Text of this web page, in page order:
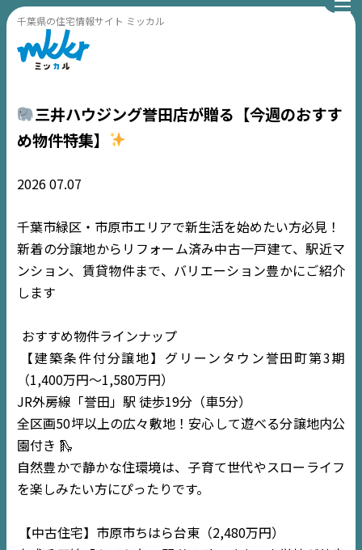
千葉県の住宅情報サイト ミッカル
三井ハウジング誉田店が贈る【今週のおすす
め物件特集】
202607.07
千葉市緑区・市原市エリアで新生活を始めたい方必見！
新着の分譲地からリフォーム済み中古一戸建て、駅近マ
ンション、賃貸物件まで、バリエーション豊かにご紹介
します
おすすめ物件ラインナップ
【建築条件付分譲地】グリーンタウン誉田町第3期
（1,400万円〜1,580万円）
JR外房線「誉田」駅 徒歩19分（車5分）
全区画50坪以上の広々敷地！安心して遊べる分譲地内公
園付き 🛝
自然豊かで静かな住環境は、子育て世代やスローライフ
を楽しみたい方にぴったりです。
【中古住宅】市原市ちはら台東（2,480万円）